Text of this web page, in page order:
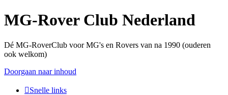
MG-Rover Club Nederland
Dé MG-RoverClub voor MG's en Rovers van na 1990 (ouderen
ook welkom)
Doorgaan naar inhoud
Snelle links